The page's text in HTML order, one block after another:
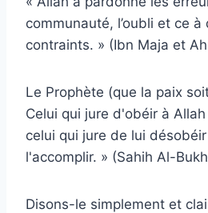
communauté, l’oubli et ce
contraints. » (Ibn Maja et
Le Prophète (que la paix
Celui qui jure d'obéir à
celui qui jure de lui
l'accomplir. » (Sahih Al-
Disons-le simplement et